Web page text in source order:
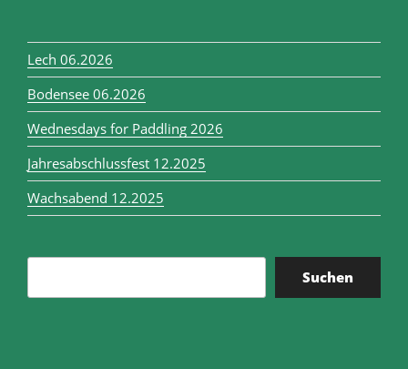
Lech 06.2026
Bodensee 06.2026
Wednesdays for Paddling 2026
Jahresabschlussfest 12.2025
Wachsabend 12.2025
Suchen